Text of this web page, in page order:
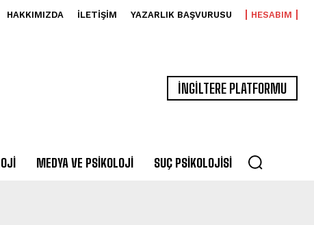
HAKKIMIZDA İLETIŞIM YAZARLIK BAŞVURUSU HESABIM
İNGİLTERE PLATFORMU
MEDYA VE PSIKOLOJI SUÇ PSIKOLOJISI